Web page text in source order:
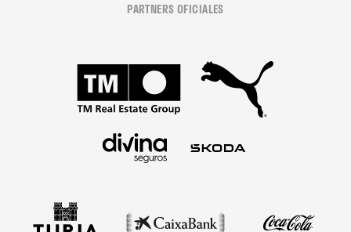
PARTNERS OFICIALES